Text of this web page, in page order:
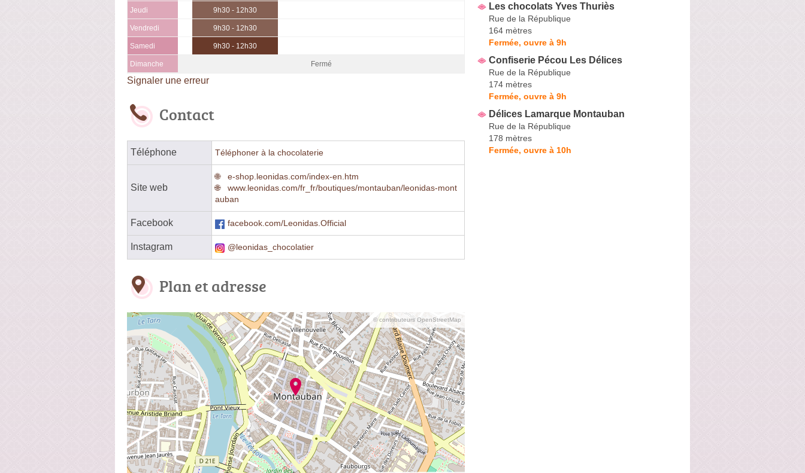
Jeudi 9h30 - 12h30
Vendredi 9h30 - 12h30
Samedi 9h30 - 12h30
Dimanche Fermé
Signaler une erreur
Contact
Téléphone Téléphoner à la chocolaterie
Site web
e-shop.leonidas.com/index-en.htm
www.leonidas.com/fr_fr/boutiques/montauban/leonidas-mont
auban
Facebook facebook.com/Leonidas.Official
Instagram @leonidas_chocolatier
Plan et adresse
© contributeurs OpenStreetMap
Les chocolats Yves Thuriès
Rue de la République
164 mètres
Fermée, ouvre à 9h
Confiserie Pécou Les Délices
Rue de la République
174 mètres
Fermée, ouvre à 9h
Délices Lamarque Montauban
Rue de la République
178 mètres
Fermée, ouvre à 10h